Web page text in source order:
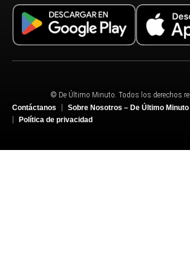
© De Último Minuto. Todos los derechos
Contáctanos
Sobre Nosotros – De Último Minuto
Política de privacidad